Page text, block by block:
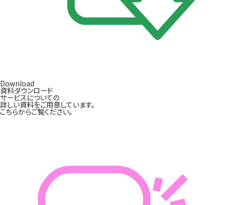
Download
資料ダウンロード
サービスについての
詳しい資料をご用意しています。
こちらからご覧ください。